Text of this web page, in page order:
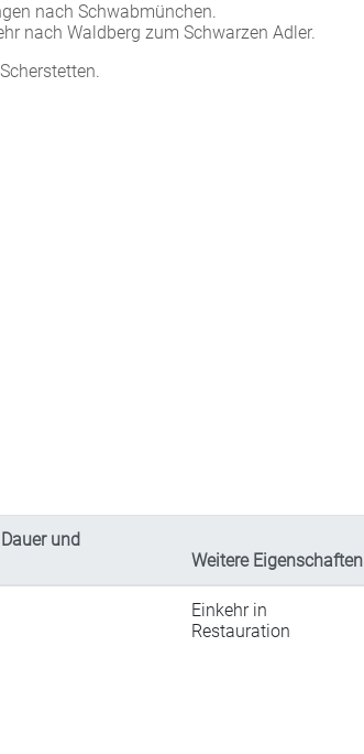
nach Schwabmünchen.
nach Waldberg zum Schwarzen Adler.
und
Weitere Eigenschaften
Einkehr in
Restauration